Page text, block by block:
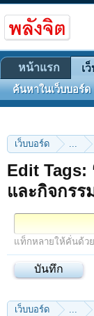
เว็บบอร์ด ...
Edit Tags:
และกิจกร
แท็กหลายให้คั่นด้ว
เว็บบอร์ด ...
หน้าแรก เ
ค้นหาในเว็บบอร์ด